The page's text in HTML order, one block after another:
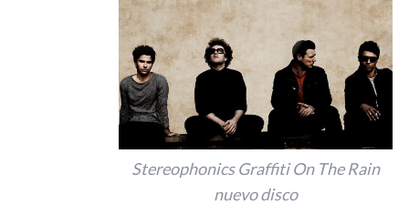
Stereophonics Graffiti On The Rain
nuevo disco